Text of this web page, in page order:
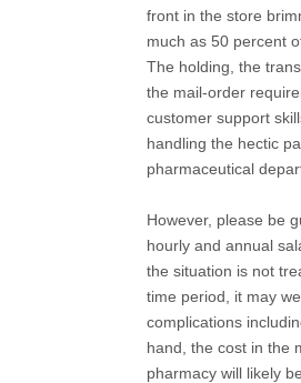
front in the store
much as 50 percent
The holding, the
the mail-order
customer support
handling the hectic
pharmaceutical
However, please be
hourly and annual
the situation is not
time period, it may
complications
hand, the cost in the
pharmacy will likely